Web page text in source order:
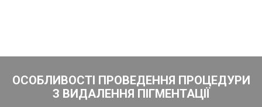
ОСОБЛИВОСТІ ПРОВЕДЕННЯ ПРОЦЕДУРИ
З ВИДАЛЕННЯ ПІГМЕНТАЦІЇ